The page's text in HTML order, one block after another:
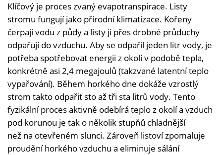
Klíčový je proces zvaný evapotranspirace. Listy
stromu fungují jako přírodní klimatizace. Kořeny
čerpají vodu z půdy a listy ji přes drobné průduchy
odpařují do vzduchu. Aby se odpařil jeden litr vody, je
potřeba spotřebovat energii z okolí v podobě tepla,
konkrétně asi 2,4 megajoulů (takzvané latentní teplo
vypařování). Během horkého dne dokáže vzrostlý
strom takto odpařit sto až tři sta litrů vody. Tento
fyzikální proces aktivně odebírá teplo z okolí a vzduch
pod korunou je tak o několik stupňů chladnější
než na otevřeném slunci. Zároveň listoví zpomaluje
proudění horkého vzduchu a eliminuje sálání